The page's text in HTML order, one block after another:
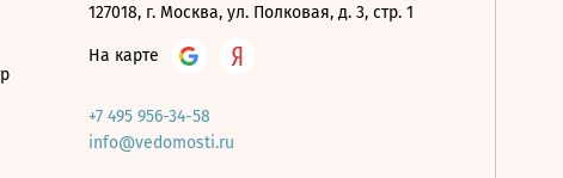
127018, г. Москва, ул. Полковая, д. 3, стр. 1
На карте
+7 495 956-34-58
info@vedomosti.ru